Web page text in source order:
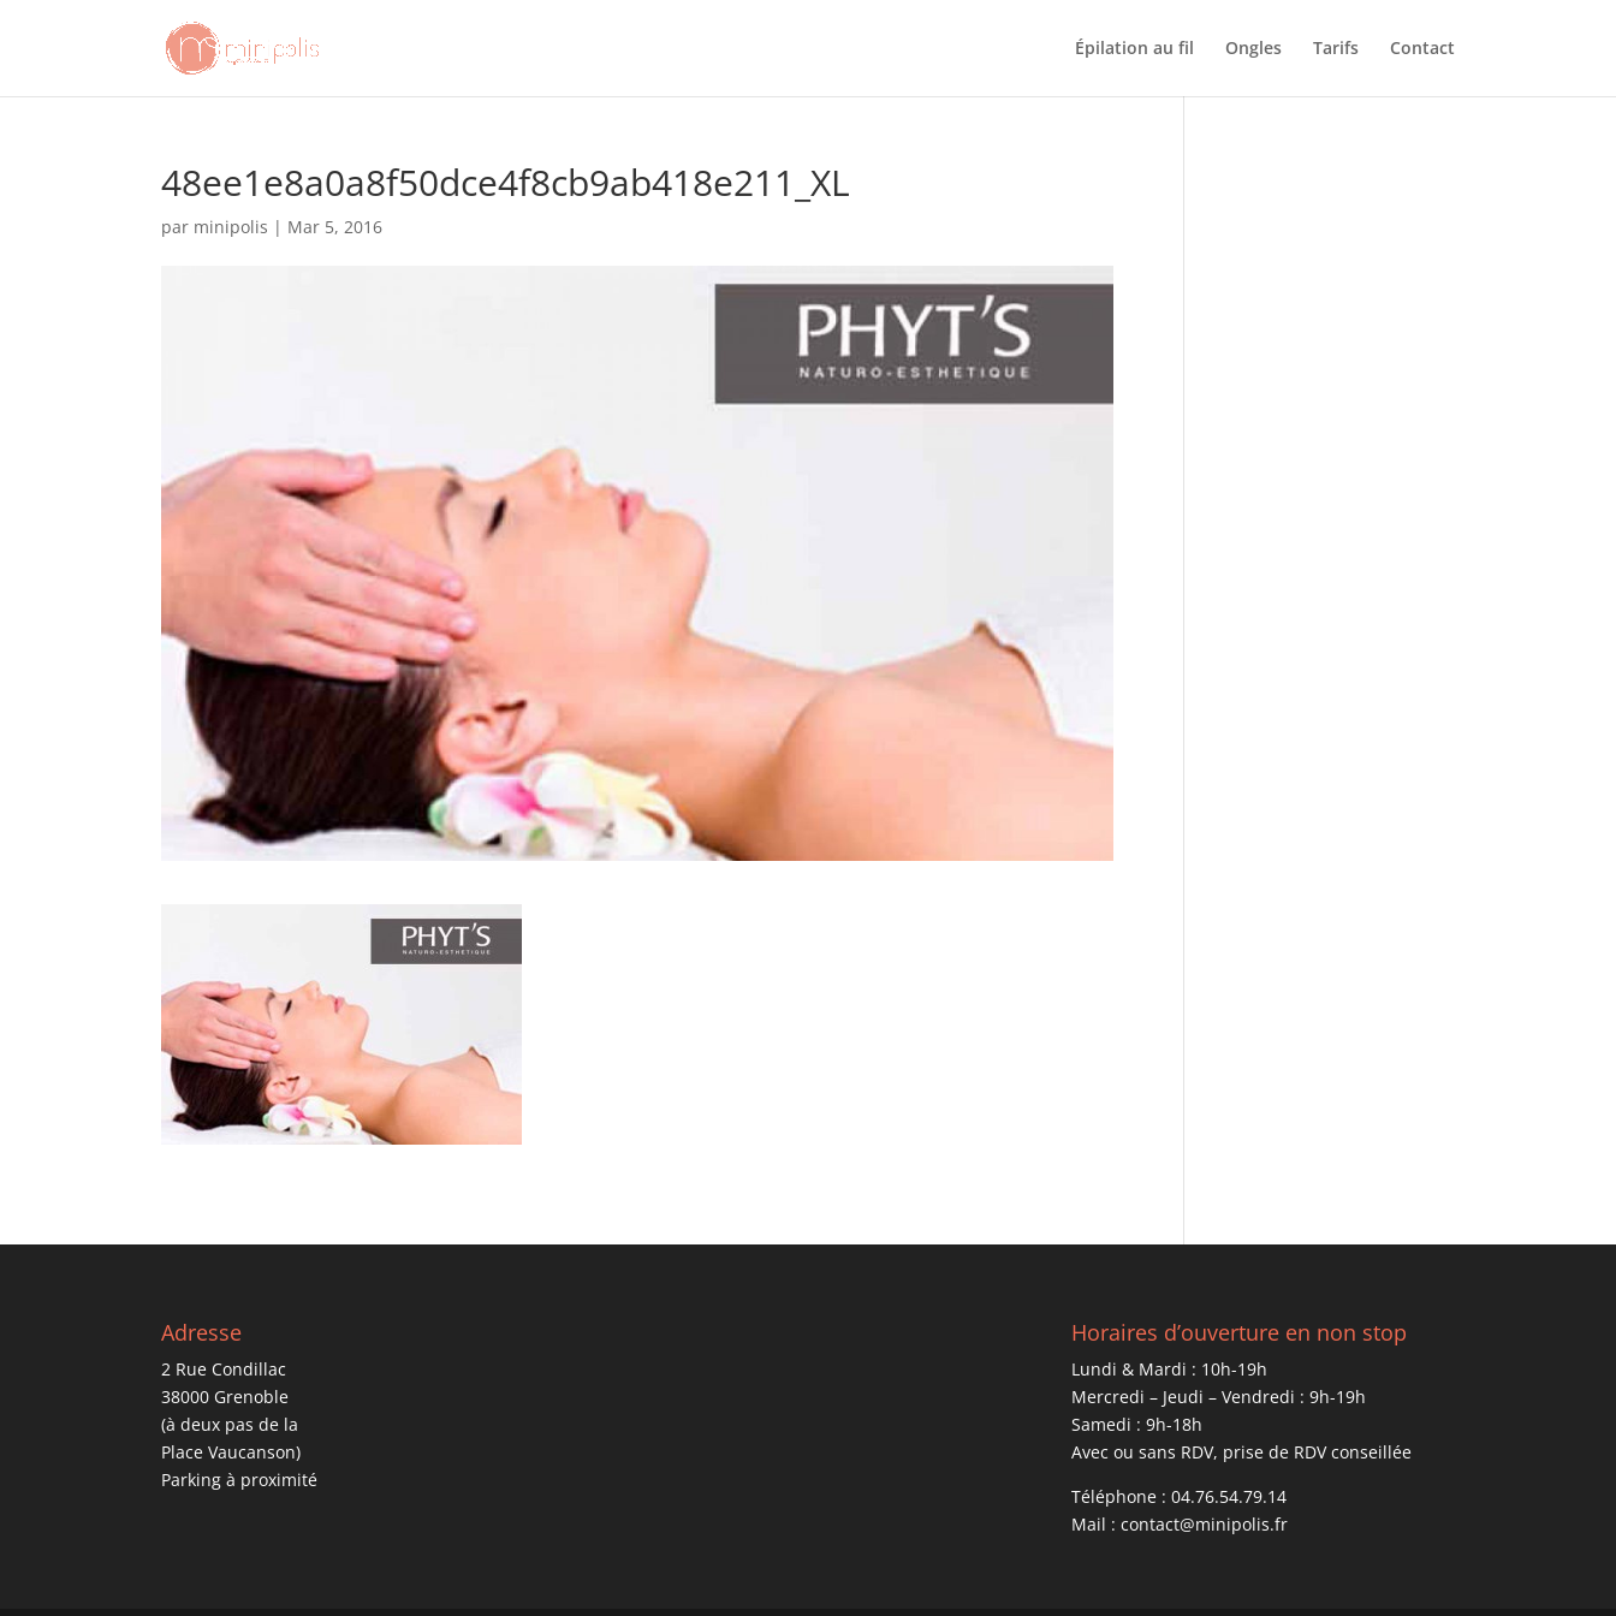
Épilation au fil Ongles Tarifs Contact
48ee1e8a0a8f50dce4f8cb9ab418e211_XL
par minipolis | Mar 5, 2016
Adresse
2 Rue Condillac
38000 Grenoble
(à deux pas de la
Place Vaucanson)
Parking à proximité
Horaires d’ouverture en non stop
Lundi & Mardi : 10h-19h
Mercredi – Jeudi – Vendredi : 9h-19h
Samedi : 9h-18h
Avec ou sans RDV, prise de RDV conseillée
Téléphone : 04.76.54.79.14
Mail : contact@minipolis.fr